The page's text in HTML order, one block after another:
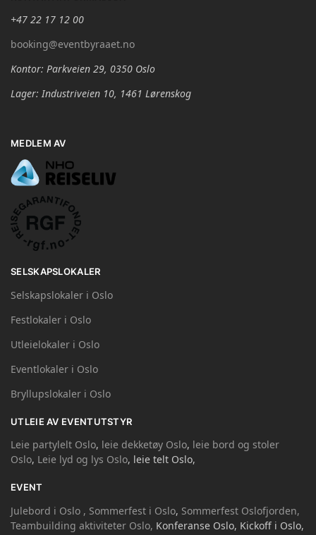
+47 22 17 12 00
booking@eventbyraaet.no
Kontor: Parkveien 29, 0350 Oslo
Lager: Industriveien 10, 1461 Lørenskog
MEDLEM AV
SELSKAPSLOKALER
Selskapslokaler i Oslo
Festlokaler i Oslo
Utleielokaler i Oslo
Eventlokaler i Oslo
Bryllupslokaler i Oslo
UTLEIE AV EVENTUTSTYR
Leie partylelt Oslo, leie dekketøy Oslo, leie bord og stoler
Oslo, Leie lyd og lys Oslo, leie telt Oslo,
EVENT
Julebord i Oslo , Sommerfest i Oslo, Sommerfest Oslofjorden,
Teambuilding aktiviteter Oslo, Konferanse Oslo, Kickoff i Oslo,